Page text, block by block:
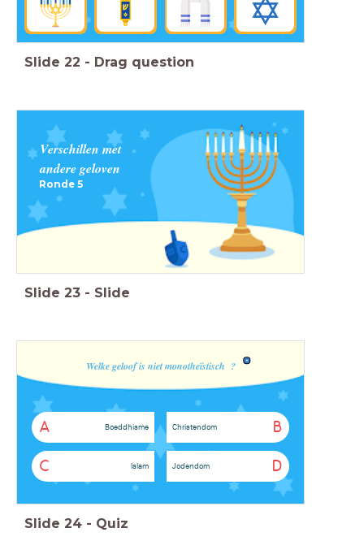
Slide 22 - Drag question
Verschillen met
andere geloven
Ronde 5
Slide 23 - Slide
Welke geloof is niet monotheïstisch ?
A Boeddhisme B
Christendom
C Islam D
Jodendom
Slide 24 - Quiz